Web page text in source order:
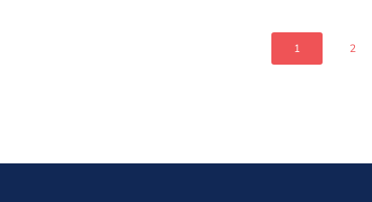
1 2